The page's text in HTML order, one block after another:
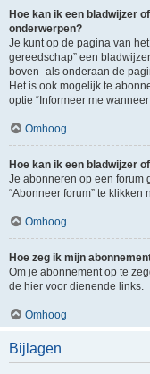
Hoe kan ik een bladwijzer
onderwerpen?
Je kunt op de pagina van
gereedschap” een
boven- als onderaan de
Het is ook mogelijk te
optie “Informeer me
Omhoog
Hoe kan ik een bladwijzer
Je abonneren op een forum
“Abonneer forum” te
Omhoog
Hoe zeg ik mijn
Om je abonnement op te
de hier voor dienende links.
Omhoog
Bijlagen